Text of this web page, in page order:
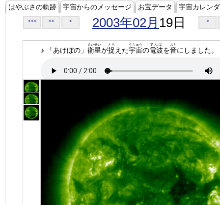
はやぶさの軌跡 宇宙からのメッセージ お宝データ 宇宙カレン
<<< << < 2003年02月 19日 >
♪ 「あけぼの」 衛星
えいせい
が捉
とら
えた宇宙
うちゅう
の電波
でんぱ
を音
おと
にしました。